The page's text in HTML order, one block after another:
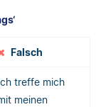
Falsch
treffe mich
meinen